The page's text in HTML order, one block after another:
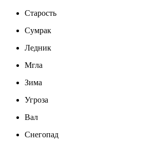
Старость
Сумрак
Ледник
Мгла
Зима
Угроза
Вал
Снегопад